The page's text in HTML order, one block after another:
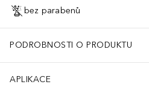
bez parabenů
PODROBNOSTI O PRODUKTU
APLIKACE